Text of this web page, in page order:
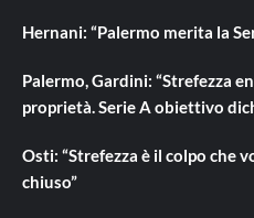
Hernani: “Palermo merita la
Palermo, Gardini: “Strefezza
proprietà. Serie A obiettivo
Osti: “Strefezza è il colpo che
chiuso”